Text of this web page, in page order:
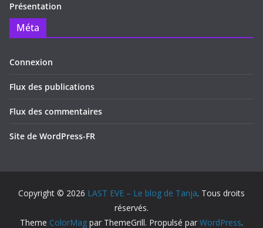
Présentation
Méta
Connexion
Flux des publications
Flux des commentaires
Site de WordPress-FR
Copyright © 2026 LAST EVE – Le blog de Tanja. Tous droits
réservés.
Theme ColorMag par ThemeGrill. Propulsé par WordPress.